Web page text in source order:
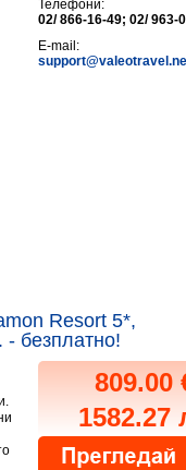
Телефони:
02/ 866-16-49; 02/ 963-
E-mail:
Resort 5*,
безплатно!
809.00
1582.27